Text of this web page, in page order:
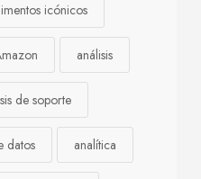
icónicos
análisis
de soporte
datos analítica